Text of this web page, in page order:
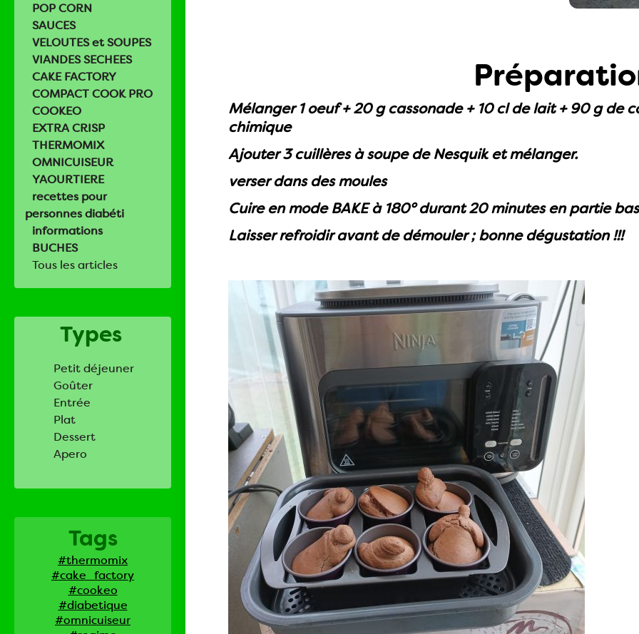
POP CORN
SAUCES
VELOUTES et SOUPES
VIANDES SECHEES
CAKE FACTORY
COMPACT COOK PRO
COOKEO
EXTRA CRISP
THERMOMIX
OMNICUISEUR
YAOURTIERE
recettes pour
personnes diabéti
informations
BUCHES
Tous les articles
Types
Petit déjeuner
Goûter
Entrée
Plat
Dessert
Apero
Tags
#thermomix
#cake_factory
#cookeo
#diabetique
#omnicuiseur
Mélanger 1 oeuf + 20 g cassonade + 10 cl de lait + 90 g de
chimique
Ajouter 3 cuillères à soupe de Nesquik et mélanger.
verser dans des moules
Cuire en mode BAKE à 180° durant 20 minutes en partie
Laisser refroidir avant de démouler ; bonne dégustation !!!